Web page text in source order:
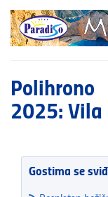
2025:
Gostima se